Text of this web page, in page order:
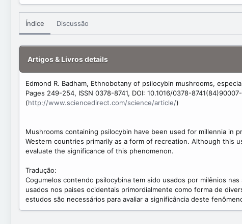
d
e
d
b
e
a
t
t
g
s
Índice Discussão
Artigos & Livros details
Edmond R. Badham, Ethnobotany of psilocybin mushrooms,
Pages 249-254, ISSN 0378-8741, DOI: 10.1016/0378-
(http://www.sciencedirect.com/science/article/)
Mushrooms containing psilocybin have been used for millennia in
Western countries primarily as a form of recreation. Although this
evaluate the significance of this phenomenon.
Tradução:
Cogumelos contendo psilocybina tem sido usados por milênios
usados nos paises ocidentais primordialmente como forma de
estudos são necessários para avaliar a significância deste